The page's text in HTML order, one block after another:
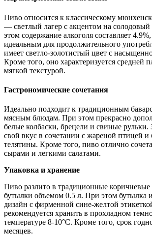
Пиво относится к классическому
— светлый лагер с акцентом на
этом содержание алкоголя составляет
идеальным для продолжительного
имеет светло-золотистый цвет с
Кроме того, оно характеризуется средней
мягкой текстурой.
Гастрономические сочетания
Идеально подходит к традиционным
мясным блюдам. При этом прекрасно
белые колбаски, брецели и свиные рульки.
свой вкус в сочетании с жареной птицей
телятины. Кроме того, пиво отлично
сырами и легкими салатами.
Упаковка и хранение
Пиво разлито в традиционные коричневые
бутылки объемом 0.5 л. При этом бутылка
дизайн с фирменной сине-желтой
рекомендуется хранить в прохладном
температуре 8-10°C. Кроме того, срок
месяцев.